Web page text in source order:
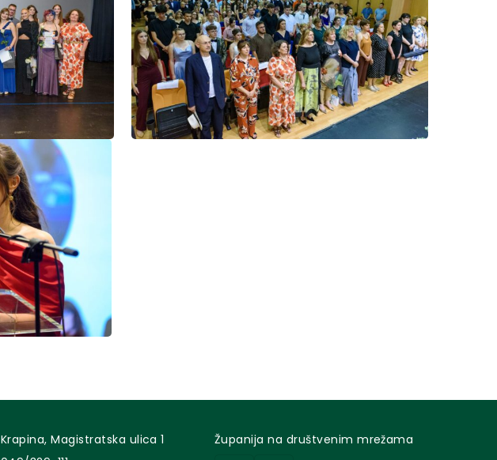
Krapina, Magistratska ulica 1
Županija na društvenim mrežama